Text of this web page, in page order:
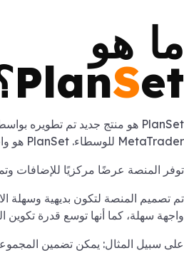
ما هو
PlanSet؟
MetaTrader للوسطاء. PlanSet هو واجهة ويب تتيح للوسطاء التحكم في العديد من الإضافات من منصة واحدة.
توفر المنصة عرضًا مركزيًا للإضافات
واجهة سهلة، كما أنها توسع قدرة
على سبيل المثال: يمكن تضمين